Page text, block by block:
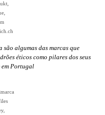
algumas das marcas que
éticos como pilares dos seus
em Portugal